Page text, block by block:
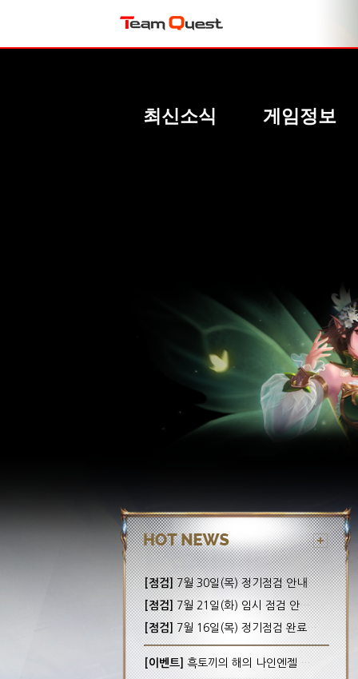
최신소식 게임정보
[점검]7월 30일(목) 정기점검 안내! (완료)
[점검]7월 21일(화) 임시 점검 안내! (완료)
[점검]
7월 16일(목) 정기점검 완료 안내!
[이벤트]
흑토끼의 해의 나인엔젤 이벤트 당첨자 안내